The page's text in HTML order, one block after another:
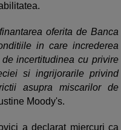
oferita de Banca
in care increderea
incertitudinea cu privire
si ingrijorarile privind
asupra miscarilor de
Moody's.
a declarat miercuri ca